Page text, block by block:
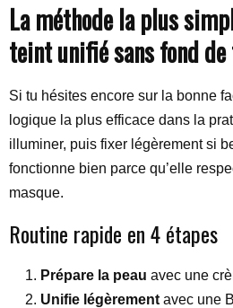
La méthode la plus
teint unifié sans fond
Si tu hésites encore sur la bonne
logique la plus efficace dans la
illuminer, puis fixer légèrement si
fonctionne bien parce qu’elle
masque.
Routine rapide en 4 étapes
Prépare la peau avec une
Unifie légèrement avec une